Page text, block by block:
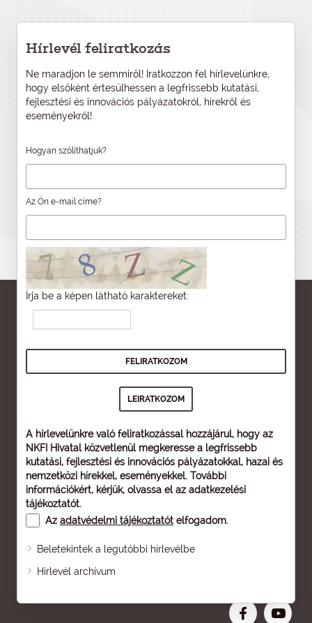
Hírlevél feliratkozás
Ne maradjon le semmiről! Iratkozzon fel hírlevelünkre,
hogy elsőként értesülhessen a legfrissebb kutatási,
fejlesztési és innovációs pályázatokról, hírekről és
eseményekről!
Hogyan szólíthatjuk?
Az Ön e-mail címe?
Írja be a képen látható karaktereket:
A hírlevelünkre való feliratkozással hozzájárul, hogy az
NKFI Hivatal közvetlenül megkeresse a legfrissebb
kutatási, fejlesztési és innovációs pályázatokkal, hazai és
nemzetközi hírekkel, eseményekkel. További
információkért, kérjük, olvassa el az adatkezelési
tájékoztatót.
Az adatvédelmi tájékoztatót elfogadom.
Beletekintek a legutóbbi hírlevélbe
Hírlevél archívum
Oldaltérkép